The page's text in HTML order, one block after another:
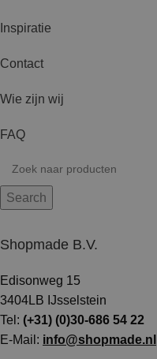
Inspiratie
Contact
Wie zijn wij
FAQ
Search
Shopmade B.V.
Edisonweg 15
3404LB IJsselstein
Tel: (+31) (0)30-686 54 22
E-Mail: info@shopmade.nl